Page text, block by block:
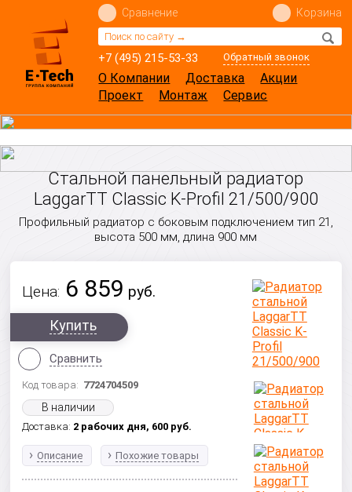
+7 (495) 215-53-33 Обратный звонок
Сравнение Корзина
О Компании Доставка
Акции
Проект
Монтаж Сервис
Стальной панельный радиатор
LaggarTT Classic K-Profil 21/500/900
Профильный радиатор с боковым подключением тип 21,
высота 500 мм, длина 900 мм
Цена: 6 859 руб.
Купить
Сравнить
Код товара: 7724704509
В наличии
Доставка: 2 рабочих дня, 600 руб.
Описание Похожие товары